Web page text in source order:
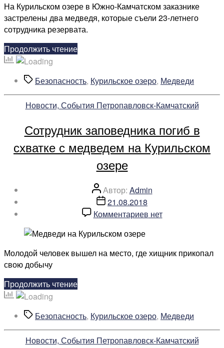
Камчатке
застрелены
стажера
На Курильском озере в Южно-Камчатском заказнике
застрелены два медведя, которые съели 23-летнего
сотрудника резервата.
Продолжить чтение«На
на
Камчатке
застрелены
медведя-
людоеда,
убившие
стажера»
МеткиБезопасность, Курильское озеро, Медведи
Рубрики
Новости, События Петропавловск-Камчатский
Сотрудник заповедника погиб в
схватке с медведем на Курильском
озере
Автор
записи
Автор: Admin
Дата
записи
21.08.2018
Комментариевк
погиб
на
Курильском
озере
нет
Молодой человек вышел на место, где хищник прикопал
свою добычу
Продолжить чтение«Сотрудник
в
схватке
с
МеткиБезопасность, Курильское озеро, Медведи
Рубрики
Новости, События Петропавловск-Камчатский